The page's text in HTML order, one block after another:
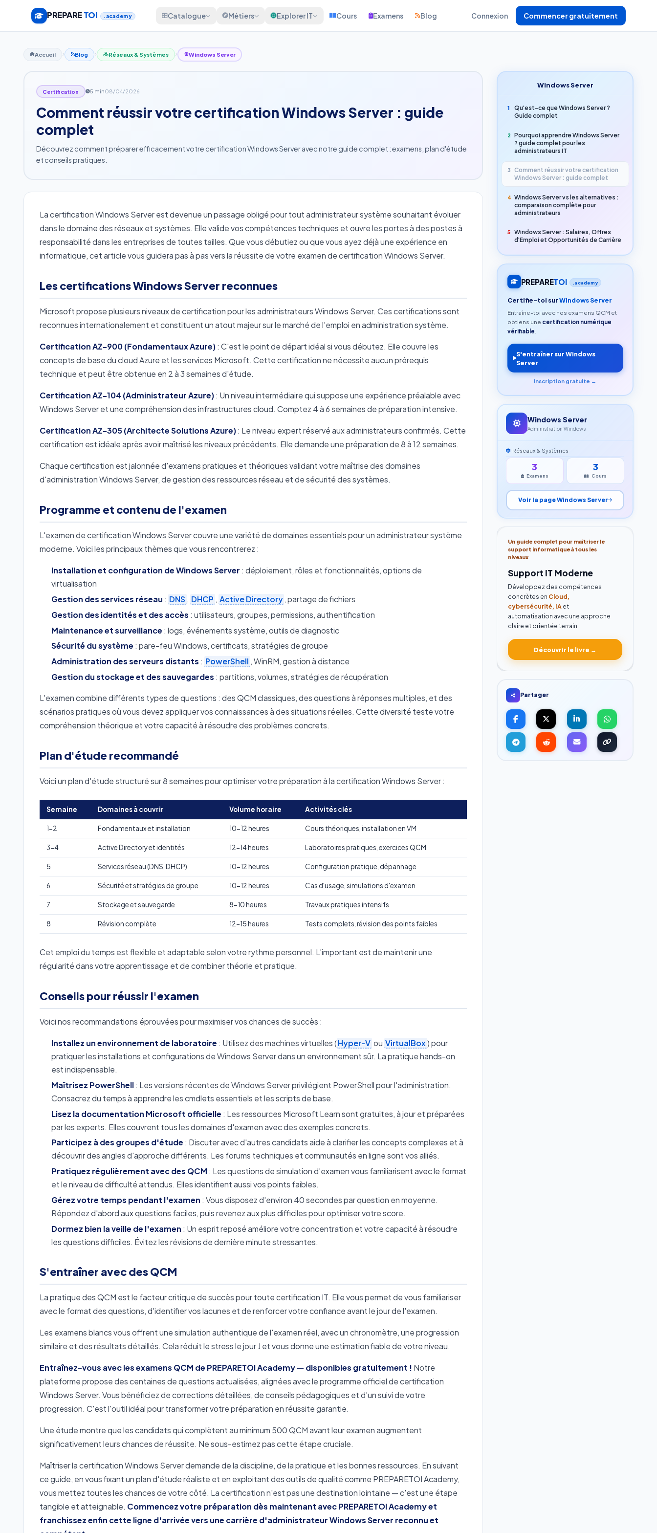
PREPARETOI .academy Catalogue Métiers Explorer IT Cours Examens Blog Connexion Commencer gratuitement
Accueil Blog Réseaux & Systèmes Windows Server
Certification 5 min08/04/2026
Comment réussir votre certification Windows Server : guide
complet
Découvrez comment préparer efficacement votre certification Windows Server avec notre guide complet : examens, plan d'étude
et conseils pratiques.
La certification Windows Server est devenue un passage obligé pour tout administrateur système souhaitant évoluer
dans le domaine des réseaux et systèmes. Elle valide vos compétences techniques et ouvre les portes à des postes à
responsabilité dans les entreprises de toutes tailles. Que vous débutiez ou que vous ayez déjà une expérience en
informatique, cet article vous guidera pas à pas vers la réussite de votre examen de certification Windows Server.
Les certifications Windows Server reconnues
Microsoft propose plusieurs niveaux de certification pour les administrateurs Windows Server. Ces certifications sont
reconnues internationalement et constituent un atout majeur sur le marché de l'emploi en administration système.
Certification AZ-900 (Fondamentaux Azure): C'est le point de départ idéal si vous débutez. Elle couvre les
concepts de base du cloud Azure et les services Microsoft. Cette certification ne nécessite aucun prérequis
technique et peut être obtenue en 2 à 3 semaines d'étude.
Certification AZ-104 (Administrateur Azure): Un niveau intermédiaire qui suppose une expérience préalable avec
Windows Server et une compréhension des infrastructures cloud. Comptez 4 à 6 semaines de préparation intensive.
Certification AZ-305 (Architecte Solutions Azure): Le niveau expert réservé aux administrateurs confirmés. Cette
certification est idéale après avoir maîtrisé les niveaux précédents. Elle demande une préparation de 8 à 12 semaines.
Chaque certification est jalonnée d'examens pratiques et théoriques validant votre maîtrise des domaines
d'administration Windows Server, de gestion des ressources réseau et de sécurité des systèmes.
Programme et contenu de l'examen
L'examen de certification Windows Server couvre une variété de domaines essentiels pour un administrateur système
moderne. Voici les principaux thèmes que vous rencontrerez :
Installation et configuration de Windows Server : déploiement, rôles et fonctionnalités, options de
virtualisation
Gestion des services réseau : DNS , DHCP , Active Directory, partage de fichiers
Gestion des identités et des accès : utilisateurs, groupes, permissions, authentification
Maintenance et surveillance : logs, événements système, outils de diagnostic
Sécurité du système : pare-feu Windows, certificats, stratégies de groupe
Administration des serveurs distants : PowerShell , WinRM, gestion à distance
Gestion du stockage et des sauvegardes : partitions, volumes, stratégies de récupération
L'examen combine différents types de questions : des QCM classiques, des questions à réponses multiples, et des
scénarios pratiques où vous devez appliquer vos connaissances à des situations réelles. Cette diversité teste votre
compréhension théorique et votre capacité à résoudre des problèmes concrets.
Plan d'étude recommandé
Voici un plan d'étude structuré sur 8 semaines pour optimiser votre préparation à la certification Windows Server :
Semaine Domaines à couvrir Volume horaire Activités clés
1-2 Fondamentaux et installation 10-12 heures Cours théoriques, installation en VM
3-4 Active Directory et identités 12-14 heures Laboratoires pratiques, exercices QCM
5 Services réseau (DNS, DHCP) 10-12 heures Configuration pratique, dépannage
6 Sécurité et stratégies de groupe 10-12 heures Cas d'usage, simulations d'examen
7 Stockage et sauvegarde 8-10 heures Travaux pratiques intensifs
8 Révision complète 12-15 heures Tests complets, révision des points faibles
Cet emploi du temps est flexible et adaptable selon votre rythme personnel. L'important est de maintenir une
régularité dans votre apprentissage et de combiner théorie et pratique.
Conseils pour réussir l'examen
Voici nos recommandations éprouvées pour maximiser vos chances de succès :
Installez un environnement de laboratoire : Utilisez des machines virtuelles (Hyper-V ou VirtualBox) pour
pratiquer les installations et configurations de Windows Server dans un environnement sûr. La pratique hands-on
est indispensable.
Maîtrisez PowerShell: Les versions récentes de Windows Server privilégient PowerShell pour l'administration.
Consacrez du temps à apprendre les cmdlets essentiels et les scripts de base.
Lisez la documentation Microsoft officielle : Les ressources Microsoft Learn sont gratuites, à jour et préparées
par les experts. Elles couvrent tous les domaines d'examen avec des exemples concrets.
Participez à des groupes d'étude : Discuter avec d'autres candidats aide à clarifier les concepts complexes et à
découvrir des angles d'approche différents. Les forums techniques et communautés en ligne sont vos alliés.
Pratiquez régulièrement avec des QCM : Les questions de simulation d'examen vous familiarisent avec le format
et le niveau de difficulté attendus. Elles identifient aussi vos points faibles.
Gérez votre temps pendant l'examen : Vous disposez d'environ 40 secondes par question en moyenne.
Répondez d'abord aux questions faciles, puis revenez aux plus difficiles pour optimiser votre score.
Dormez bien la veille de l'examen : Un esprit reposé améliore votre concentration et votre capacité à résoudre
les questions difficiles. Évitez les révisions de dernière minute stressantes.
S'entraîner avec des QCM
La pratique des QCM est le facteur critique de succès pour toute certification IT. Elle vous permet de vous familiariser
avec le format des questions, d'identifier vos lacunes et de renforcer votre confiance avant le jour de l'examen.
Les examens blancs vous offrent une simulation authentique de l'examen réel, avec un chronomètre, une progression
similaire et des résultats détaillés. Cela réduit le stress le jour J et vous donne une estimation fiable de votre niveau.
Entraînez-vous avec les examens QCM de PREPARETOI Academy — disponibles gratuitement ! Notre
plateforme propose des centaines de questions actualisées, alignées avec le programme officiel de certification
Windows Server. Vous bénéficiez de corrections détaillées, de conseils pédagogiques et d'un suivi de votre
progression. C'est l'outil idéal pour transformer votre préparation en réussite garantie.
Une étude montre que les candidats qui complètent au minimum 500 QCM avant leur examen augmentent
significativement leurs chances de réussite. Ne sous-estimez pas cette étape cruciale.
Maîtriser la certification Windows Server demande de la discipline, de la pratique et les bonnes ressources. En suivant
ce guide, en vous fixant un plan d'étude réaliste et en exploitant des outils de qualité comme PREPARETOI Academy,
vous mettez toutes les chances de votre côté. La certification n'est pas une destination lointaine — c'est une étape
tangible et atteignable. Commencez votre préparation dès maintenant avec PREPARETOI Academy et
franchissez enfin cette ligne d'arrivée vers une carrière d'administrateur Windows Server reconnu et
Windows Server
1
Qu'est-ce que Windows Server ?
Guide complet
2
Pourquoi apprendre Windows Server
? guide complet pour les
administrateurs IT
3
Comment réussir votre certification
Windows Server : guide complet
4 Windows Server vs les alternatives :
comparaison complète pour
administrateurs
5
Windows Server : Salaires, Offres
d'Emploi et Opportunités de Carrière
PREPARETOI .academy
Certifie-toi surWindows Server
Entraîne-toi avec nos examens QCM et
obtiens une certification numérique
vérifiable.
S'entraîner sur Windows
Server
Inscription gratuite →
Windows Server
Administration Windows
Réseaux & Systèmes
3
Examens
3
Cours
Voir la page Windows Server
Un guide complet pour maîtriser le
support informatique à tous les
niveaux
Support IT Moderne
Développez des compétences
concrètes en Cloud,
cybersécurité, IAet
automatisation avec une approche
claire et orientée terrain.
Découvrir le livre →
Partager